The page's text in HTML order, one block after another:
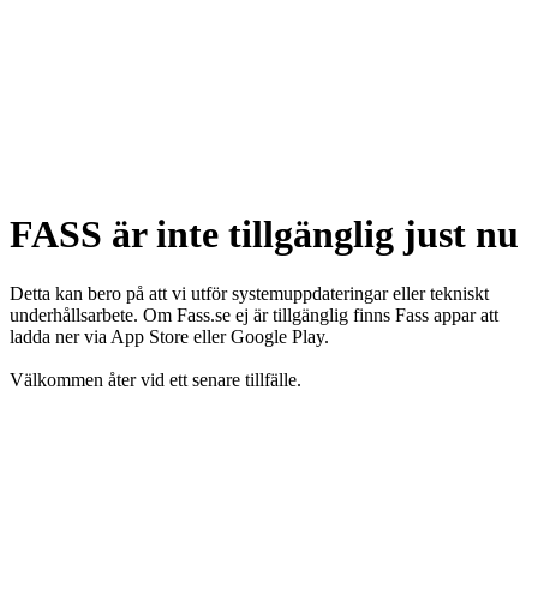
FASS är inte tillgänglig just nu
Detta kan bero på att vi utför systemuppdateringar eller tekniskt
underhållsarbete. Om Fass.se ej är tillgänglig finns Fass appar att
ladda ner via App Store eller Google Play.
Välkommen åter vid ett senare tillfälle.